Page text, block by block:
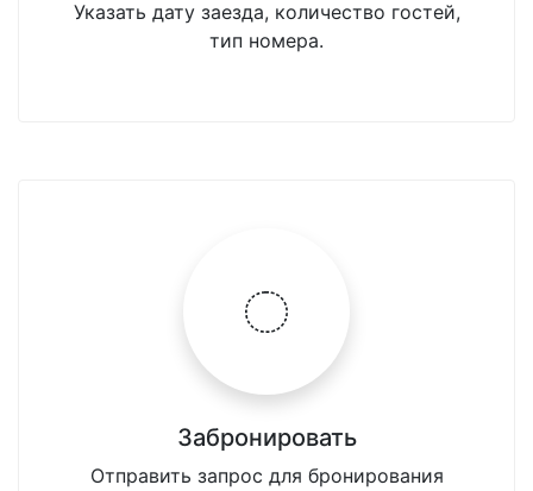
Указать дату заезда, количество гостей,
тип номера.
Забронировать
Отправить запрос для бронирования